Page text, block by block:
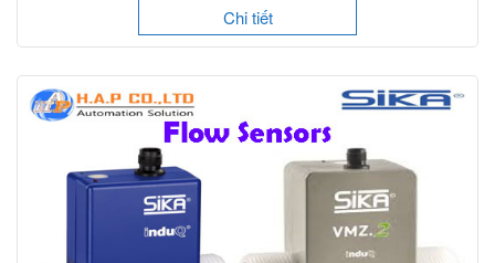
Chi tiết